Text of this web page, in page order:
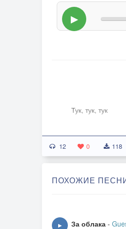
▶
Тук, тук, тук
Тук, тук, тук, тук,
Это смерть
Словно смерч
Тук, тук, тук, тук,
12 0 118
ПОХОЖИЕ
▶ За облака -